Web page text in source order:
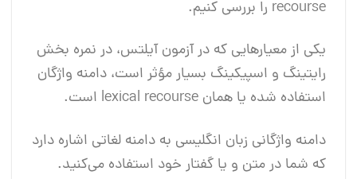
recourse را بررسی کنیم.
یکی از معیارهایی که در آزمون آیلتس، در نمره بخش
رایتینگ و اسپیکینگ بسیار مؤثر است، دامنه واژگان
استفاده شده یا همان lexical recourse است.
دامنه واژگانی زبان انگلیسی به دامنه لغاتی اشاره دارد
که شما در متن و یا گفتار خود استفاده می‌کنید.